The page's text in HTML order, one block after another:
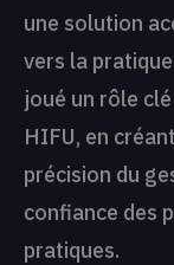
une solution
vers la
joué un rôle
HIFU, en
précision du
confiance des
pratiques.